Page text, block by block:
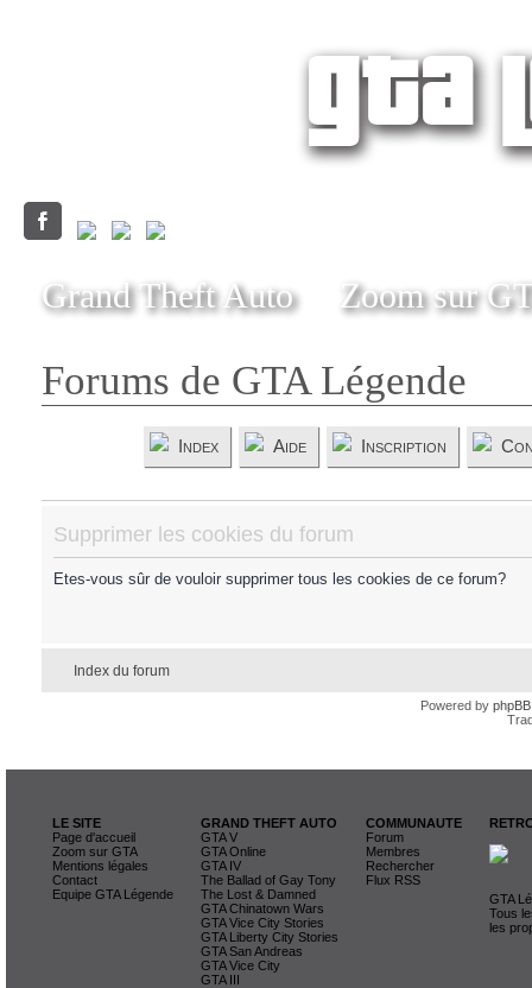
Grand Theft Auto Zoom sur
Forums de GTA Légende
Index Aide Inscription
Supprimer les cookies du forum
Etes-vous sûr de vouloir supprimer tous les cookies de ce forum?
Index du forum
Powered by phpBB
LE SITE
Page d'accueil
Zoom sur GTA
Mentions légales
Contact
Equipe GTA Légende
GRAND THEFT AUTO
GTA V
GTA Online
GTA IV
The Ballad of Gay Tony
The Lost & Damned
GTA Chinatown Wars
GTA Vice City Stories
GTA Liberty City Stories
GTA San Andreas
GTA Vice City
GTA III
COMMUNAUTE
Forum
Membres
Rechercher
Flux RSS
GTA
Tous
les